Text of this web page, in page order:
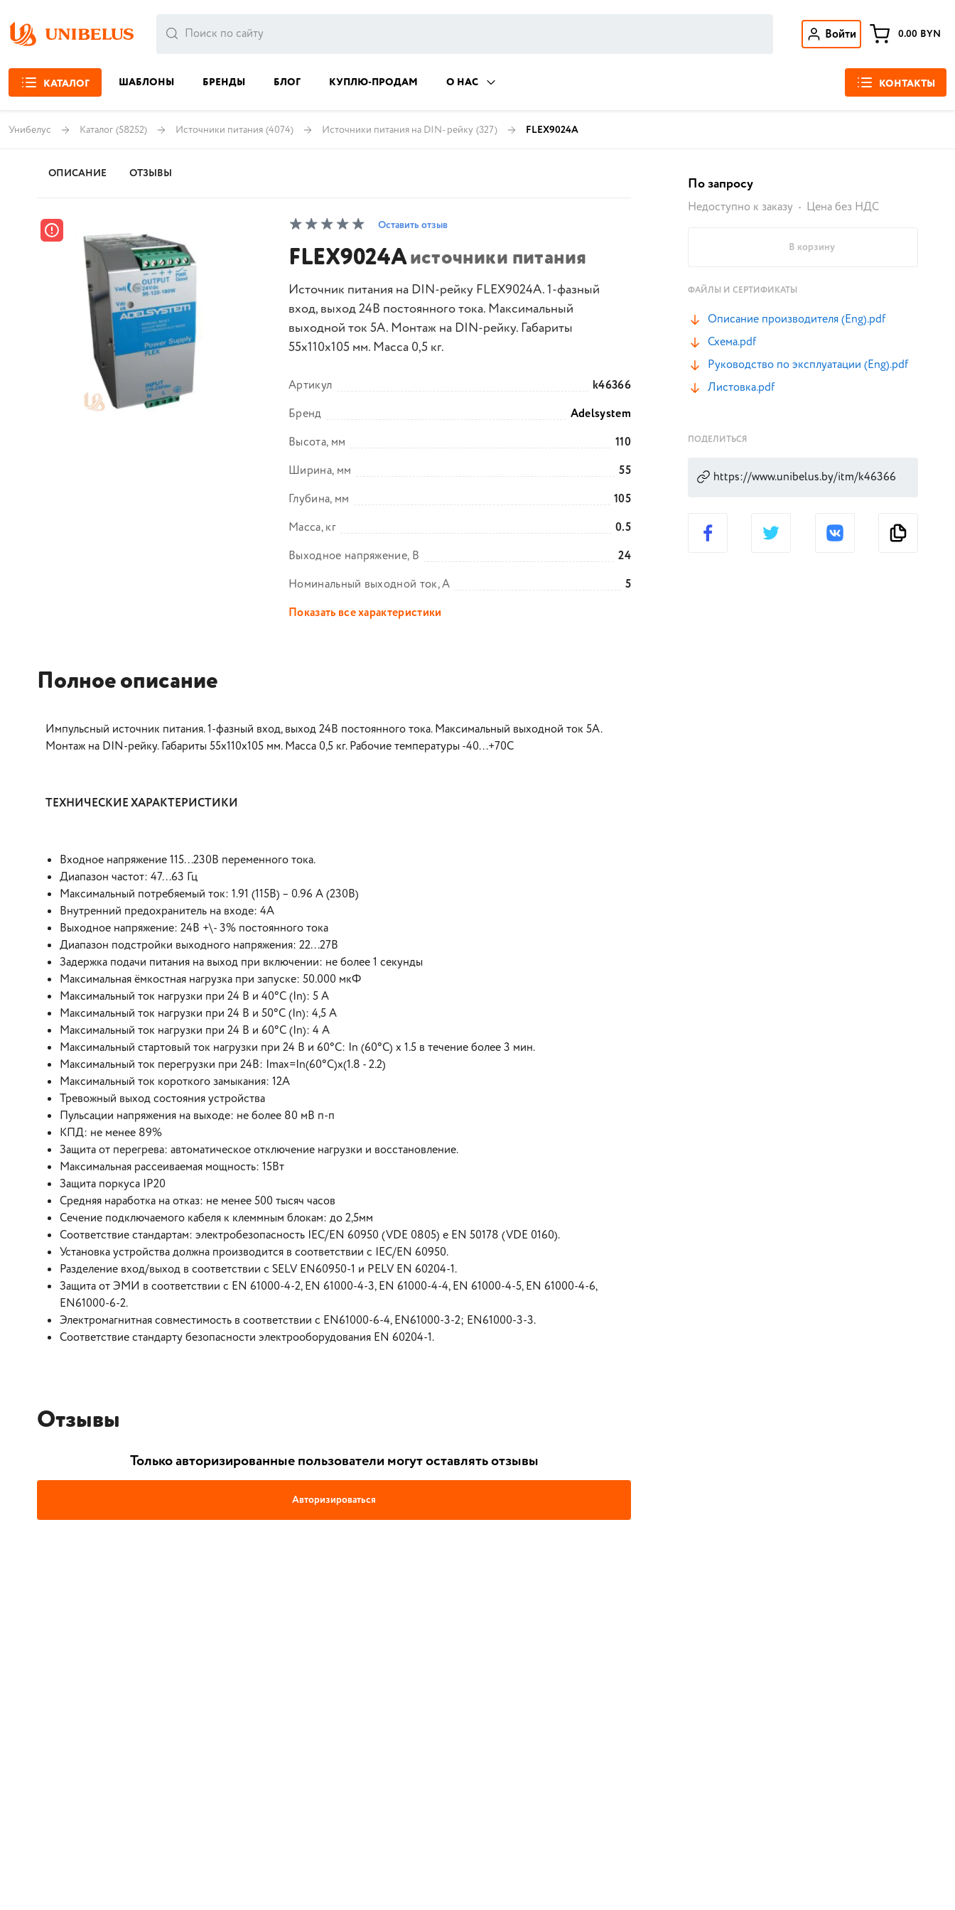
Войти 0.00 BYN
КАТАЛОГ ШАБЛОНЫ БРЕНДЫ БЛОГ КУПЛЮ-ПРОДАМ О НАС КОНТАКТЫ
Унибелус Каталог (58252) Источники питания (4074) Источники питания на DIN- рейку (327) FLEX9024A
ОПИСАНИЕ ОТЗЫВЫ
Оставить отзыв
FLEX9024Aисточники питания
Источник питания на DIN-рейку FLEX9024A. 1-фазный
вход, выход 24В постоянного тока. Максимальный
выходной ток 5А. Монтаж на DIN-рейку. Габариты
55x110x105 мм. Масса 0,5 кг.
Артикул
k46366
Бренд
Adelsystem
Высота, мм
110
Ширина, мм
55
Глубина, мм
105
Масса, кг
0.5
Выходное напряжение, В
24
Номинальный выходной ток, А
5
Показать все характеристики
Полное описание
Импульсный источник питания. 1-фазный вход, выход 24В постоянного тока. Максимальный выходной ток 5А.
Монтаж на DIN-рейку. Габариты 55x110x105 мм. Масса 0,5 кг. Рабочие температуры -40...+70С
ТЕХНИЧЕСКИЕ ХАРАКТЕРИСТИКИ
Входное напряжение 115...230В переменного тока.
Диапазон частот: 47...63 Гц
Максимальный потребяемый ток: 1.91 (115В) – 0.96 A (230В)
Внутренний предохранитель на входе: 4А
Выходное напряжение: 24В +\- 3% постоянного тока
Диапазон подстройки выходного напряжения: 22...27В
Задержка подачи питания на выход при включении: не более 1 секунды
Максимальная ёмкостная нагрузка при запуске: 50.000 мкФ
Максимальный ток нагрузки при 24 В и 40°C (In): 5 A
Максимальный ток нагрузки при 24 В и 50°C (In): 4,5 A
Максимальный ток нагрузки при 24 В и 60°C (In): 4 A
Максимальный стартовый ток нагрузки при 24 В и 60°C: In (60°C) x 1.5 в течение более 3 мин.
Максимальный ток перегрузки при 24В: Imax=In(60°C)x(1.8 - 2.2)
Максимальный ток короткого замыкания: 12А
Тревожный выход состояния устройства
Пульсации напряжения на выходе: не более 80 мВ п-п
КПД: не менее 89%
Защита от перегрева: автоматическое отключение нагрузки и восстановление.
Максимальная рассеиваемая мощность: 15Вт
Защита поркуса IP20
Средняя наработка на отказ: не менее 500 тысяч часов
Сечение подключаемого кабеля к клеммным блокам: до 2,5мм
Соответствие стандартам: электробезопасность IEC/EN 60950 (VDE 0805) e EN 50178 (VDE 0160).
Установка устройства должна производится в соответствии с IEC/EN 60950.
Разделение вход/выход в соответствии с SELV EN60950-1 и PELV EN 60204-1.
Защита от ЭМИ в соответствии с EN 61000-4-2, EN 61000-4-3, EN 61000-4-4, EN 61000-4-5, EN 61000-4-6,
EN61000-6-2.
Электромагнитная совместимость в соответствии с EN61000-6-4, EN61000-3-2; EN61000-3-3.
Соответствие стандарту безопасности электрооборудования EN 60204-1.
Отзывы
Только авторизированные пользователи могут оставлять отзывы
Авторизироваться
По запросу
Недоступно к заказу Цена без НДС
В корзину
ФАЙЛЫ И СЕРТИФИКАТЫ
Описание производителя (Eng).pdf
Схема.pdf
Руководство по эксплуатации (Eng).pdf
Листовка.pdf
ПОДЕЛИТЬСЯ